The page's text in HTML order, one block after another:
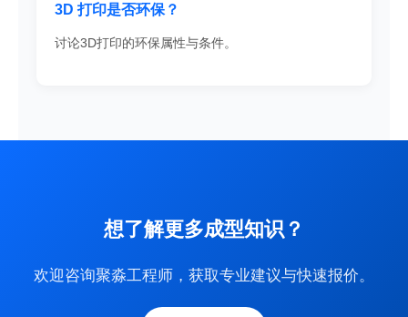
3D 打印是否环保？
讨论3D打印的环保属性与条件。
想了解更多成型知识？
欢迎咨询聚淼工程师，获取专业建议与快速报价。